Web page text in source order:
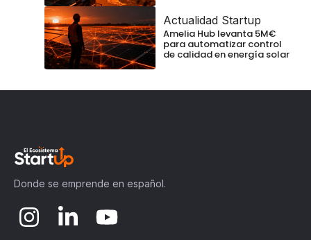
Actualidad Startup
Amelia Hub levanta 5M€
para automatizar control
de calidad en energía solar
Donde se emprende en español.